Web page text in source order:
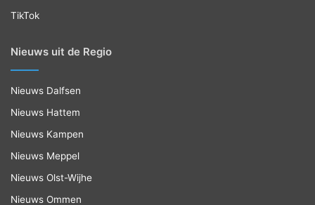
TikTok
Nieuws uit de Regio
Nieuws Dalfsen
Nieuws Hattem
Nieuws Kampen
Nieuws Meppel
Nieuws Olst-Wijhe
Nieuws Ommen